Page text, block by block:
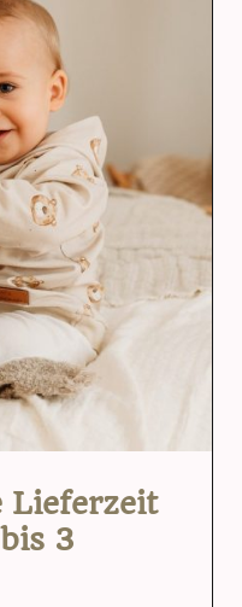
Lieferzeit
3